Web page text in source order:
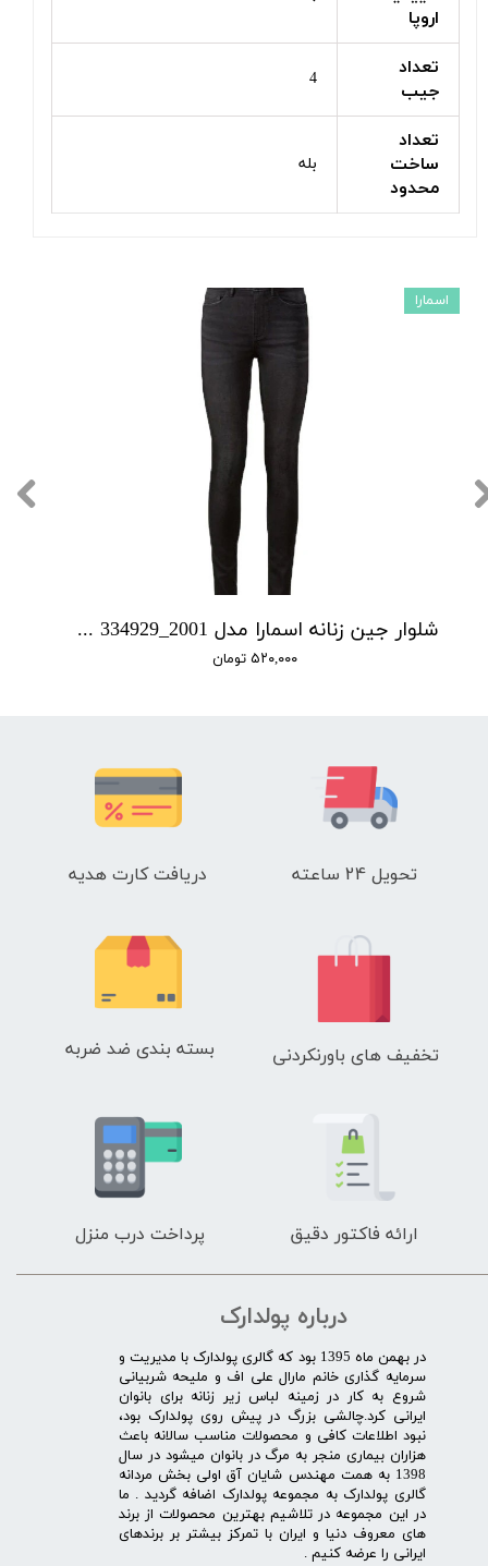
اروپا
تعداد
جیب
4
تعداد
ساخت
محدود
بله
شلوار جین زنانه اسمارا مدل Ian 334929_2001
۵۲۰,۰۰۰ تومان
اسمارا
تحویل 24 ساعته دریافت کارت هدیه
تخفیف های باورنکردنی بسته بندی ضد ضربه
ارائه فاکتور دقیق پرداخت درب منزل
درباره پولدارک
در بهمن ماه 1395 بود که گالری پولدارک با مدیریت و
سرمایه گذاری خانم مارال علی اف و ملیحه شربیانی
شروع به کار در زمینه لباس زیر زنانه برای بانوان
ایرانی کرد.چالشی بزرگ در پیش روی پولدارک بود،
نبود اطلاعات کافی و محصولات مناسب سالانه باعث
هزاران بیماری منجر به مرگ در بانوان میشود در سال
1398 به همت مهندس شایان آق اولی بخش مردانه
گالری پولدارک به مجموعه پولدارک اضافه گردید . ما
در این مجموعه در تلاشیم بهترین محصولات از برند
های معروف دنیا و ایران با تمرکز بیشتر بر برندهای
ایرانی را عرضه کنیم .​​​​​​​